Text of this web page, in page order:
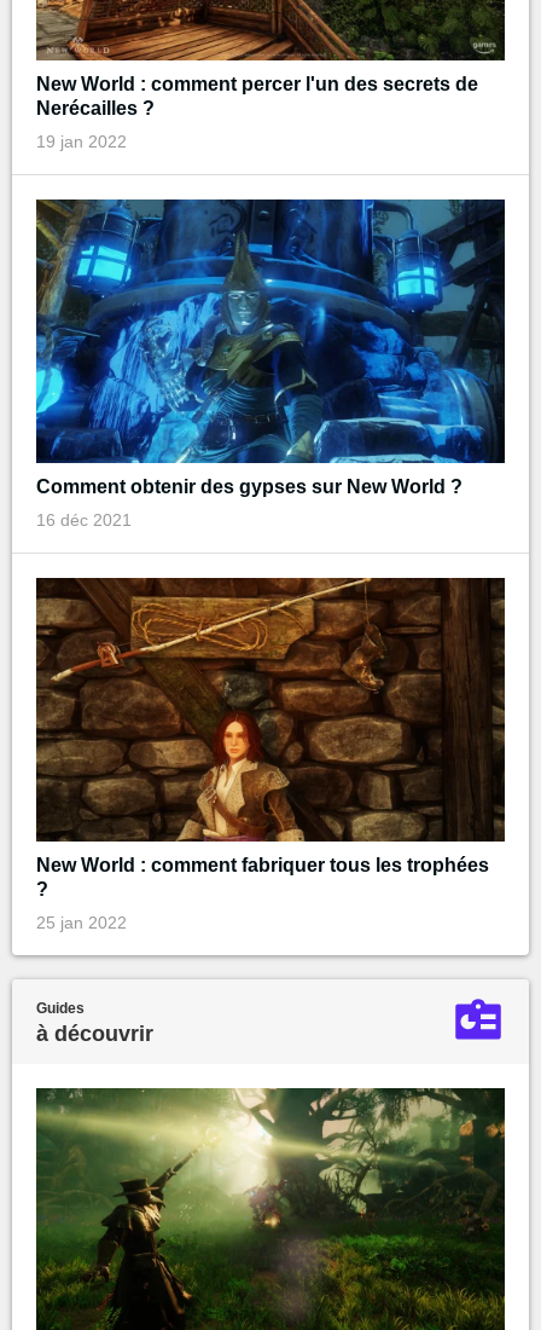
New World : comment percer l'un des secrets de
Nerécailles ?
19 jan 2022
Comment obtenir des gypses sur New World ?
16 déc 2021
New World : comment fabriquer tous les trophées
?
25 jan 2022
Guides
à découvrir